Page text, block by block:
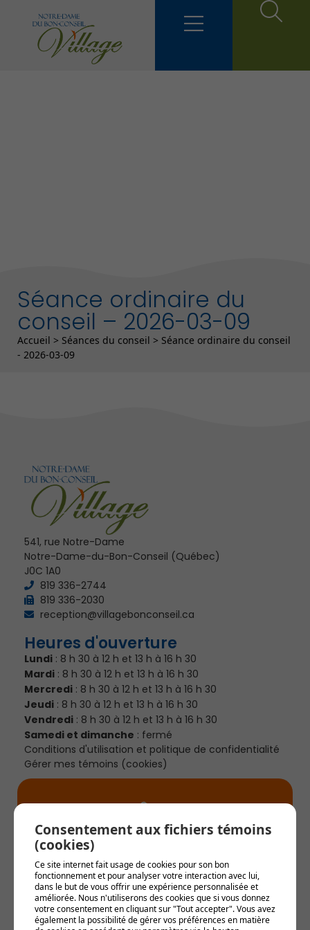
Séance ordinaire du
conseil – 2026-03-09
Fil d'Ariane
Accueil > Séances du conseil > Séance ordinaire du conseil
- 2026-03-09
541, rue Notre-Dame
Notre-Dame-du-Bon-Conseil (Québec)
J0C 1A0
819 336-2744
819 336-2030
reception@villagebonconseil.ca
Heures d'ouverture
Lundi : 8 h 30 à 12 h et 13 h à 16 h 30
Mardi : 8 h 30 à 12 h et 13 h à 16 h 30
Mercredi : 8 h 30 à 12 h et 13 h à 16 h 30
Jeudi : 8 h 30 à 12 h et 13 h à 16 h 30
Vendredi : 8 h 30 à 12 h et 13 h à 16 h 30
Samedi et dimanche : fermé
Conditions d'utilisation et politique de confidentialité
Gérer mes témoins (cookies)
Alertes municipales
Soyez le premier informé !
S'INSCRIRE AUX ALERTES
Consentement aux fichiers témoins
(cookies)
Ce site internet fait usage de cookies pour son bon
fonctionnement et pour analyser votre interaction avec lui,
dans le but de vous offrir une expérience personnalisée et
améliorée. Nous n'utiliserons des cookies que si vous donnez
votre consentement en cliquant sur "Tout accepter". Vous avez
également la possibilité de gérer vos préférences en matière